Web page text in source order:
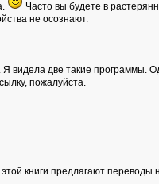
Часто вы будете в
не осознают.
две такие программы.
пожалуйста.
книги предлагают переводы